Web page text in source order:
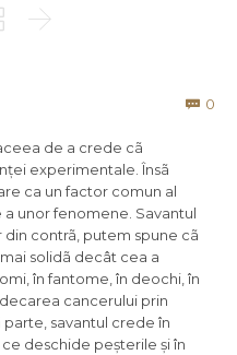

 0
de a crede cã
experimentale. Însã
ca un factor comun al
unor fenomene. Savantul
din contrã, putem spune cã
solidã decât cea a
în fantome, în deochi, în
cancerului prin
savantul crede în
deschide peșterile și în